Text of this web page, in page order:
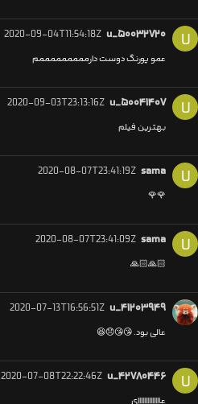
U u_۵۰۰۳۲۷۲۰ 2020-09-04T11:54:18Z
عمو پورنگ دوست دارمممممممممم
U u_۵۰۰۴۱۴۰۷ 2020-09-03T23:13:16Z
بهترین فیلم
U
sama
2020-08-07T23:41:19Z
🌹🌹
U
sama
2020-08-07T23:41:09Z
🙏🏻🙏🏻
u_۴۱۲۰۳۹۴۹ 2020-07-13T16:56:51Z
عالی بود. 😘😘😞😆
U u_۴۲۷۸۰۴۴۶ 2020-07-08T22:22:46Z
عاااااااااااااای